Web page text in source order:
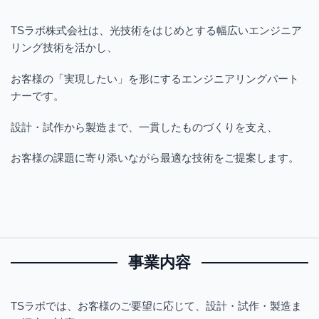
TSラボ株式会社は、光技術をはじめとする幅広いエンジニア
リング技術を活かし、
お客様の「実現したい」を形にするエンジニアリングパート
ナーです。
設計・試作から製造まで、一貫したものづくりを支え、
お客様の課題に寄り添いながら最適な技術をご提案します。
事業内容
TSラボでは、お客様のご要望に応じて、設計・試作・製造ま